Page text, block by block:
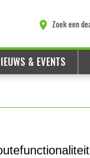
Zoek een
& EVENTS